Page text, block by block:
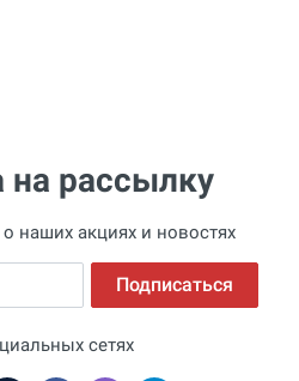
на рассылку
наших акциях и новостях
Подписаться
сетях